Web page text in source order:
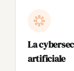
La
artificiale